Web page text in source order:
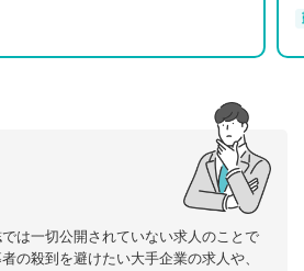
は一切公開されていない求人のことで
の殺到を避けたい大手企業の求人や、